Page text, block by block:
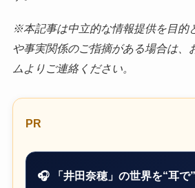
※本記事は中立的な情報提供を目的
や事実関係のご指摘がある場合は、
ムよりご連絡ください。
PR
🎧 「井田奈穂」の世界を“耳で